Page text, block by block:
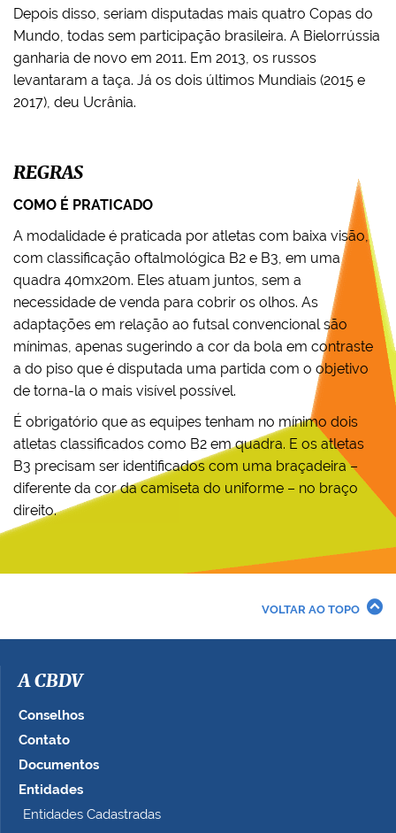
Depois disso, seriam disputadas mais quatro Copas do
Mundo, todas sem participação brasileira. A Bielorrússia
ganharia de novo em 2011. Em 2013, os russos
levantaram a taça. Já os dois últimos Mundiais (2015 e
2017), deu Ucrânia.
REGRAS
COMO É PRATICADO
A modalidade é praticada por atletas com baixa visão,
com classificação oftalmológica B2 e B3, em uma
quadra 40mx20m. Eles atuam juntos, sem a
necessidade de venda para cobrir os olhos. As
adaptações em relação ao futsal convencional são
mínimas, apenas sugerindo a cor da bola em contraste
a do piso que é disputada uma partida com o objetivo
de torna-la o mais visível possível.
É obrigatório que as equipes tenham no mínimo dois
atletas classificados como B2 em quadra. E os atletas
B3 precisam ser identificados com uma braçadeira –
diferente da cor da camiseta do uniforme – no braço
direito.
VOLTAR AO TOPO
A CBDV
Conselhos
Contato
Documentos
Entidades
Entidades Cadastradas